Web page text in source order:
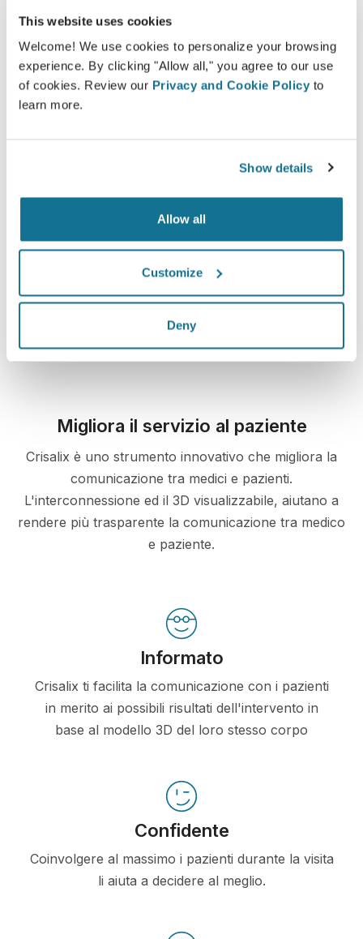
This website uses cookies
Welcome! We use cookies to personalize your browsing
experience. By clicking "Allow all," you agree to our use
of cookies. Review our Privacy and Cookie Policy to
learn more.
Show details
Allow all
Customize
Deny
Come funziona una tipica visita con
3D?
Durante la tua prossima visita, potrai visualizzare il tuo
Consulto in 3D per il seno
Consulto in 3D per il corpo
Migliora il servizio al paziente
Crisalix è uno strumento innovativo che migliora la
comunicazione tra medici e pazienti.
L'interconnessione ed il 3D visualizzabile, aiutano a
rendere più trasparente la comunicazione tra medico
e paziente.
Informato
Crisalix ti facilita la comunicazione con i pazienti
in merito ai possibili risultati dell'intervento in
base al modello 3D del loro stesso corpo
Confidente
Coinvolgere al massimo i pazienti durante la visita
li aiuta a decidere al meglio.